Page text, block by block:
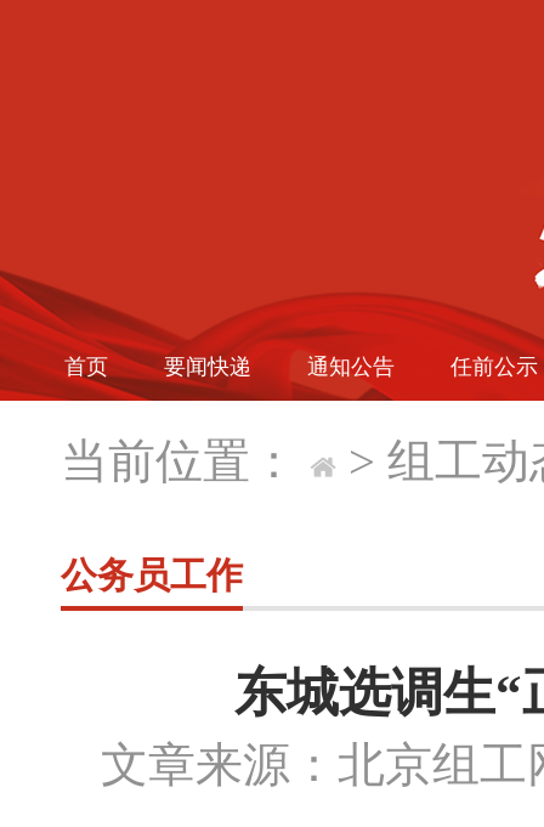
首页 要闻快递 通知公告 任前公示
当前位置： > 组工动
公务员工作
东城选调生“
文章来源：北京